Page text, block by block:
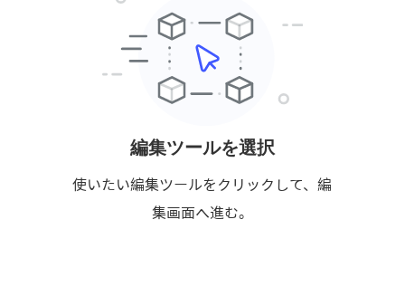
編集ツールを選択
使いたい編集ツールをクリックして、編
集画面へ進む。